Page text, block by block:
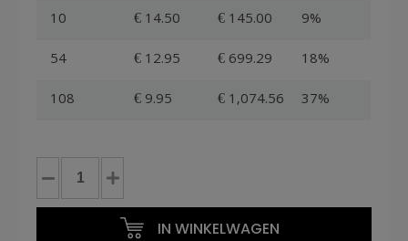
10
€ 14.50 € 145.00
9%
54
€ 12.95 € 699.29
18%
108
€ 9.95 € 1,074.56 37%
Euronorm
60x40x09cm
IN WINKELWAGEN